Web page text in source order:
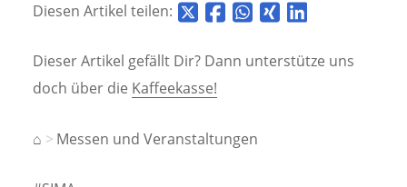
Diesen Artikel teilen:
Dieser Artikel gefällt Dir? Dann unterstütze uns
doch über die Kaffeekasse!
⌂ Messen und Veranstaltungen